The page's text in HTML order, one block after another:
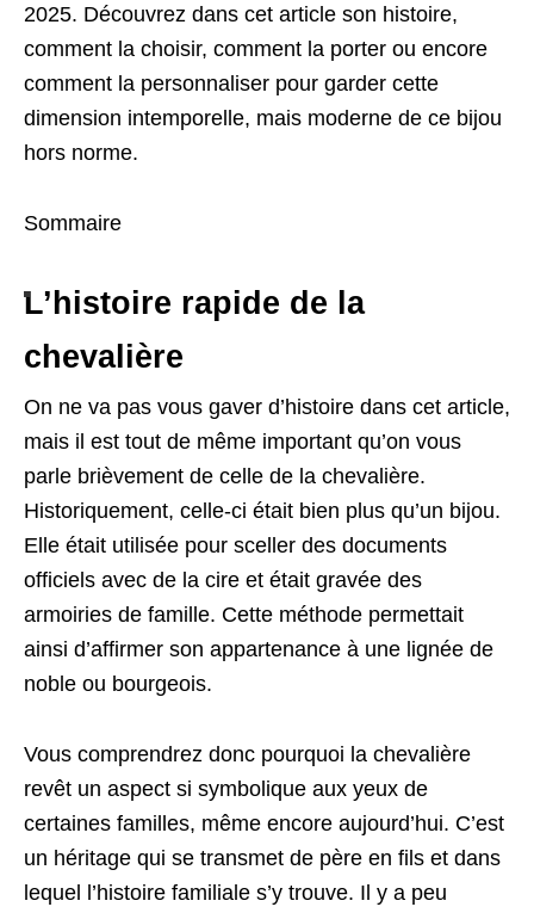
2025. Découvrez dans cet article son histoire,
comment la choisir, comment la porter ou encore
comment la personnaliser pour garder cette
dimension intemporelle, mais moderne de ce bijou
hors norme.
Sommaire
L’histoire rapide de la
chevalière
On ne va pas vous gaver d’histoire dans cet article,
mais il est tout de même important qu’on vous
parle brièvement de celle de la chevalière.
Historiquement, celle-ci était bien plus qu’un bijou.
Elle était utilisée pour sceller des documents
officiels avec de la cire et était gravée des
armoiries de famille. Cette méthode permettait
ainsi d’affirmer son appartenance à une lignée de
noble ou bourgeois.
Vous comprendrez donc pourquoi la chevalière
revêt un aspect si symbolique aux yeux de
certaines familles, même encore aujourd’hui. C’est
un héritage qui se transmet de père en fils et dans
lequel l’histoire familiale s’y trouve. Il y a peu